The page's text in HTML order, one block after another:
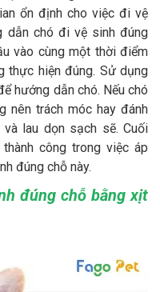
ổn định cho việc đi vệ
dẫn chó đi vệ sinh đúng
vào cùng một thời điểm
thực hiện đúng. Sử dụng
hướng dẫn chó. Nếu chó
nên trách móc hay đánh
lau dọn sạch sẽ. Cuối
công trong việc áp
đúng chỗ này.
đúng chỗ bằng xịt